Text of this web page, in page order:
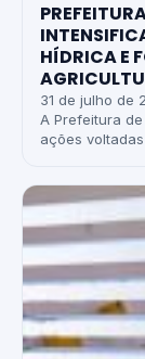
HÍDRICA E
31 de julho de
A Prefeitura
ações